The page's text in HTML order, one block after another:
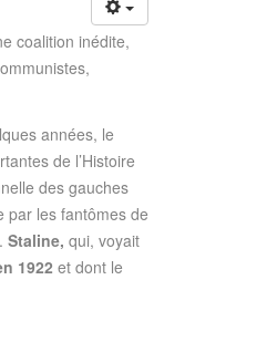
coalition inédite,
années, le
de l’Histoire
des gauches
par les fantômes de
Staline, qui, voyait
1922 et dont le